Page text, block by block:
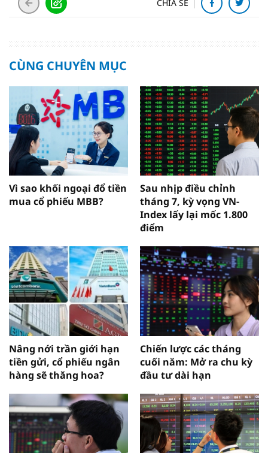
CHIA SẺ
CÙNG CHUYÊN MỤC
Vì sao khối ngoại đổ tiền
mua cổ phiếu MBB?
Sau nhịp điều chỉnh
tháng 7, kỳ vọng VN-
Index lấy lại mốc 1.800
điểm
Nâng nới trần giới hạn
tiền gửi, cổ phiếu ngân
hàng sẽ thăng hoa?
Chiến lược các tháng
cuối năm: Mở ra chu kỳ
đầu tư dài hạn